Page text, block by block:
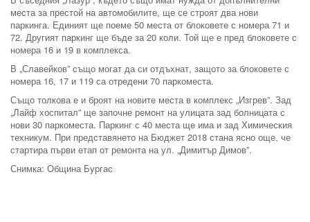
места за престой на автомобилите, ще се строят два нови
паркинга. Единият ще поеме 50 места от блоковете с номера 71 и
72. Другият паркинг ще бъде за 20 коли. Той ще е пред блоковете с
номера 16 и 19 в комплекса.
В „Славейков” също могат да си отдъхнат, защото за блоковете с
номера 16, 17 и 119 са отредени 70 паркоместа.
Също толкова е и броят на новите места в комплекс „Изгрев”. Зад
„Лайф хоспитал” ще започне ремонт на улицата зад болницата с
нови 30 паркоместа. Паркинг с 40 места ще има и зад Химическия
техникум. При представянето на Бюджет 2018 стана ясно още, че
стартира първи етап от ремонта на ул. „Димитър Димов”.
Снимка: Община Бургас